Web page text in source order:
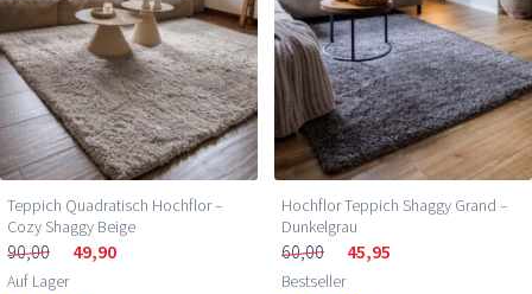
Teppich Quadratisch Hochflor –
Cozy Shaggy Beige
90,00 49,90
Auf Lager
Hochflor Teppich Shaggy Grand –
Dunkelgrau
60,00 45,95
Bestseller